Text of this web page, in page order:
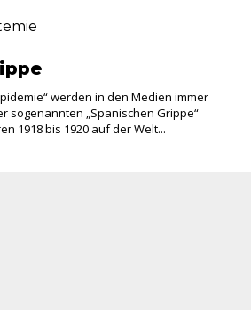
werden in den Medien immer
sogenannten „Spanischen Grippe“
1918 bis 1920 auf der Welt...